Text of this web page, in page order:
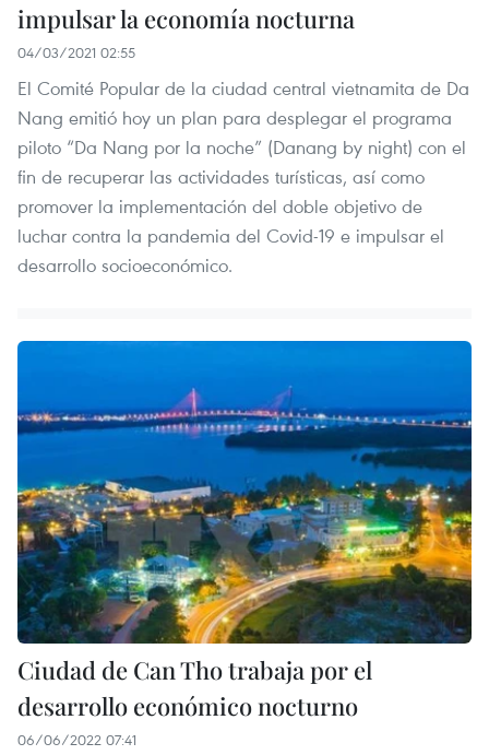
impulsar la economía nocturna
04/03/2021 02:55
El Comité Popular de la ciudad central vietnamita de Da
Nang emitió hoy un plan para desplegar el programa
piloto “Da Nang por la noche” (Danang by night) con el
fin de recuperar las actividades turísticas, así como
promover la implementación del doble objetivo de
luchar contra la pandemia del Covid-19 e impulsar el
desarrollo socioeconómico.
Ciudad de Can Tho trabaja por el
desarrollo económico nocturno
06/06/2022 07:41